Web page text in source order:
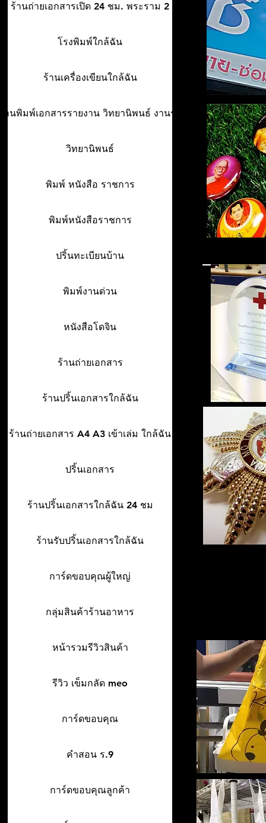
ร้านถ่ายเอกสารเปิด 24 ชม. พระราม 2
โรงพิมพ์ใกล้ฉัน
ร้านเครื่องเขียนใกล้ฉัน
านพิมพ์เอกสารรายงาน วิทยานิพนธ์ งานรา
วิทยานิพนธ์
พิมพ์ หนังสือ ราชการ
พิมพ์หนังสือราชการ
ปริ้นทะเบียนบ้าน
พิมพ์งานด่วน
หนังสือโดจิน
ร้านถ่ายเอกสาร
ร้านปริ้นเอกสารใกล้ฉัน
ร้านถ่ายเอกสาร A4 A3 เข้าเล่ม ใกล้ฉัน
ปริ้นเอกสาร
ร้านปริ้นเอกสารใกล้ฉัน 24 ชม
ร้านรับปริ้นเอกสารใกล้ฉัน
การ์ดขอบคุณผู้ใหญ่
กลุ่มสินค้าร้านอาหาร
หน้ารวมรีวิวสินค้า
รีวิว เข็มกลัด meo
การ์ดขอบคุณ
คำสอน ร.9
การ์ดขอบคุณลูกค้า